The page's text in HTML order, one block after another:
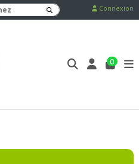
Connexion
0